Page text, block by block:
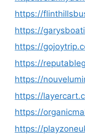
https://
https://
https://
https://
https://
https://
https://
https://